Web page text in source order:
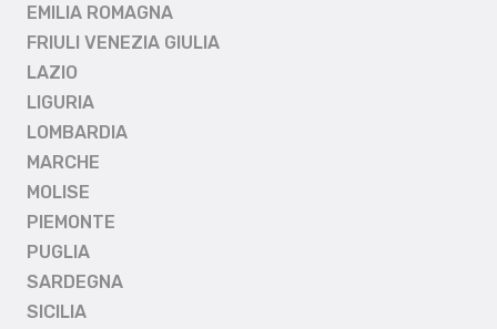
EMILIA ROMAGNA
FRIULI VENEZIA GIULIA
LAZIO
LIGURIA
LOMBARDIA
MARCHE
MOLISE
PIEMONTE
PUGLIA
SARDEGNA
SICILIA